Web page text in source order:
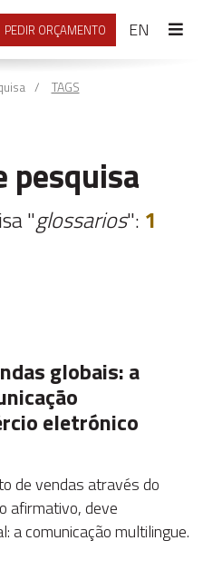
PEDIR ORÇAMENTO EN
TAGS
pesquisa
"glossarios": 1
globais: a
eletrónico
de vendas através do
afirmativo, deve
a comunicação multilingue.